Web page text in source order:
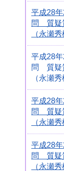
平成28
問 質疑
（永瀬秀
平成28
問 質疑
（永瀬秀
平成28
問 質疑
（永瀬秀
平成28
問 質疑
（永瀬秀